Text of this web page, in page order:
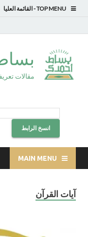
TOP MENU
مقالات
انسخ الرابط
MAIN MENU
آيات القرآن